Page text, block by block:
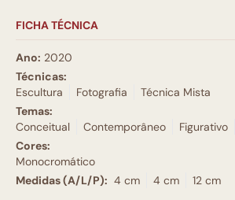
FICHA TÉCNICA
Ano: 2020
Técnicas:
Escultura
Fotografia
Técnica Mista
Temas:
Conceitual
Contemporâneo Figurativo
Cores:
Monocromático
Medidas (A/L/P): 4 cm 4 cm 12 cm